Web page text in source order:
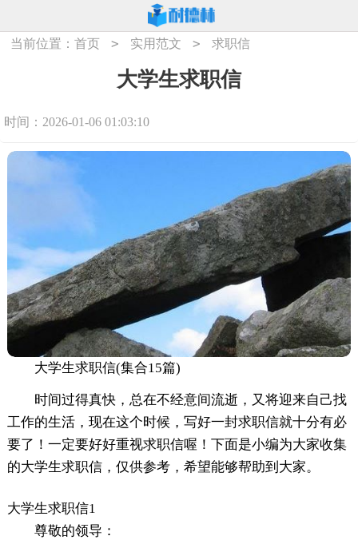
当前位置：首页 > 实用范文 > 求职信
大学生求职信
时间：2026-01-06 01:03:10
大学生求职信(集合15篇)
时间过得真快，总在不经意间流逝，又将迎来自己找
工作的生活，现在这个时候，写好一封求职信就十分有必
要了！一定要好好重视求职信喔！下面是小编为大家收集
的大学生求职信，仅供参考，希望能够帮助到大家。
大学生求职信1
尊敬的领导：